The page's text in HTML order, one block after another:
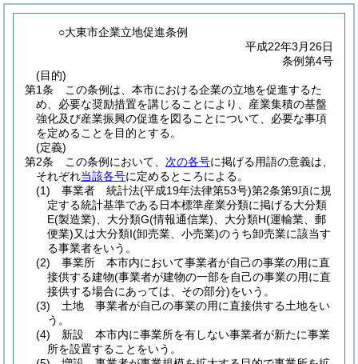
○大東市企業立地促進条例
平成22年3月26日
条例第4号
(目的)
第1条
この条例は、本市における企業の立地を促進するた
め、必要な奨励措置を講じることにより、産業集積の基盤
強化及び産業振興の促進を図ることについて、必要な事項
を定めることを目的とする。
(定義)
第2条
この条例において、 次の各号に掲げる用語の意義は、
それぞれ当該各号に定めるところによる。
(1)
事業者 統計法(平成19年法律第53号)第2条第9項に規
定する統計基準である日本標準産業分類に掲げる大分類
E(製造業) 、大分類G(情報通信業) 、大分類H(運輸業、郵
便業)又は大分類I(卸売業、小売業)のうち卸売業に該当す
る事業者をいう。
(2)
事業所 本市内において事業者が自己の事業の用に直
接供する建物(事業者が建物の一部を自己の事業の用に直
接供する場合にあっては、その部分)をいう。
(3)
土地 事業者が自己の事業の用に直接供する土地をい
う。
(4)
新設 本市内に事業所を有しない事業者が新たに事業
所を設置することをいう。